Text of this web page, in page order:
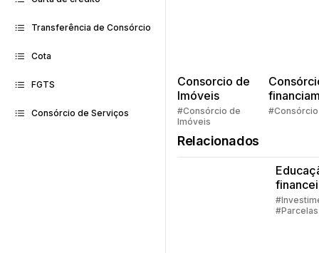
Transferência de Consórcio
Cota
FGTS
Consórcio de Serviços
Consorcio de
Imóveis
#Consórcio de
Imóveis
Quem
#Consórcio
Relacionados
família